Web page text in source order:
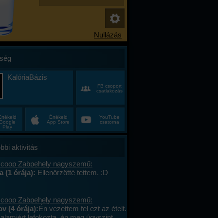
KalóriaBázis
FB csoport
csatlakozás
Play
Értékeld
App Store
YouTube
csatorna
aktivitás
Zabpehely nagyszemű:
(1 órája): Ellenőrzötté tettem. :D
Zabpehely nagyszemű:
(4 órája):Én vezettem fel ezt az ételt.